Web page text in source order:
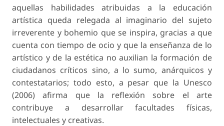
aquellas habilidades atribuidas a la educación
artística queda relegada al imaginario del sujeto
irreverente y bohemio que se inspira, gracias a que
cuenta con tiempo de ocio y que la enseñanza de lo
artístico y de la estética no auxilian la formación de
ciudadanos críticos sino, a lo sumo, anárquicos y
contestatarios; todo esto, a pesar que la Unesco
(2006) afirma que la reflexión sobre el arte
contribuye a desarrollar facultades físicas,
intelectuales y creativas.